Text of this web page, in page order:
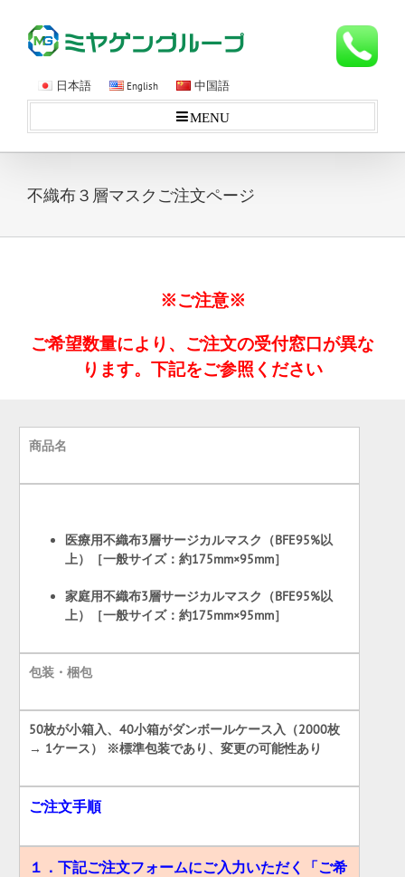
MENU
日本語 English 中国語
不織布３層マスクご注文ページ
※ご注意※
ご希望数量により、ご注文の受付窓口が異な
ります。下記をご参照ください
商品名
医療用不織布3層サージカルマスク（BFE95%以
上）［一般サイズ：約175mm×95mm］
家庭用不織布3層サージカルマスク（BFE95%以
上）［一般サイズ：約175mm×95mm］
包装・梱包
50枚が小箱入、40小箱がダンボールケース入 （2000枚
→ 1ケース）
※標準包装であり、変更の可能性あり
ご注文手順
１．下記ご注文フォームにご入力いただく「ご希